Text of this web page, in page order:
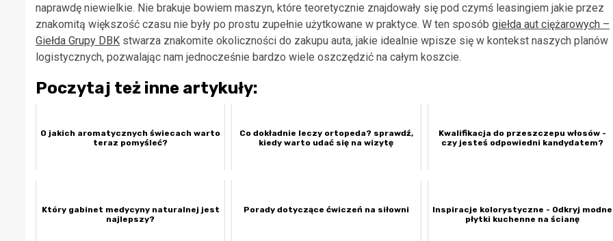
naprawdę niewielkie. Nie brakuje bowiem maszyn, które teoretycznie znajdowały się pod czymś leasingiem jakie przez
znakomitą większość czasu nie były po prostu zupełnie użytkowane w praktyce. W ten sposób giełda aut ciężarowych –
Giełda Grupy DBK stwarza znakomite okoliczności do zakupu auta, jakie idealnie wpisze się w kontekst naszych planów
logistycznych, pozwalając nam jednocześnie bardzo wiele oszczędzić na całym koszcie.
Poczytaj też inne artykuły:
O jakich aromatycznych świecach warto
teraz pomyśleć?
Co dokładnie leczy ortopeda? sprawdź,
kiedy warto udać się na wizytę
Kwalifikacja do przeszczepu włosów -
czy jesteś odpowiedni kandydatem?
Który gabinet medycyny naturalnej jest
najlepszy?
Porady dotyczące ćwiczeń na siłowni
Inspiracje kolorystyczne - Odkryj modne
płytki kuchenne na ścianę